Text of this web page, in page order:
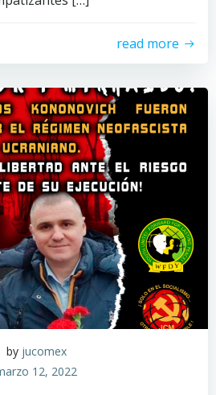
read more
by jucomex
12, 2022